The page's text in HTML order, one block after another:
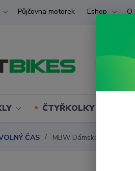
Půjčovna motorek Eshop O
ČTYŘKOLKY (ATV)
ČAS MBW Dámská kevlarová